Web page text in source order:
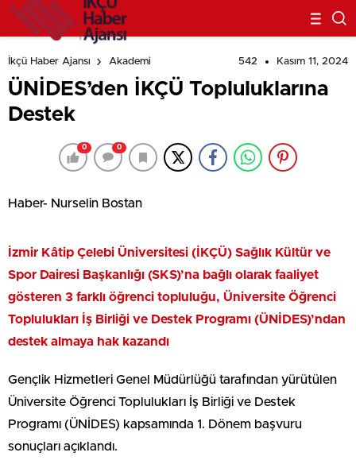
İkçü Haber Ajansı Akademi 542 Kasım 11, 2024
ÜNİDES’den İKÇÜ Topluluklarına
Destek
0 0
Haber- Nurselin Bostan
İzmir Kâtip Çelebi Üniversitesi (İKÇÜ) Sağlık Kültür ve
Spor Dairesi Başkanlığı (SKS)’na bağlı olarak faaliyet
gösteren 3 farklı öğrenci topluluğu, Üniversite Öğrenci
Toplulukları İş Birliği ve Destek Programı (ÜNİDES)’ndan
destek almaya hak kazandı
Gençlik Hizmetleri Genel Müdürlüğü tarafından yürütülen
Üniversite Öğrenci Toplulukları İş Birliği ve Destek
Programı (ÜNİDES) kapsamında 1. Dönem başvuru
sonuçları açıklandı.